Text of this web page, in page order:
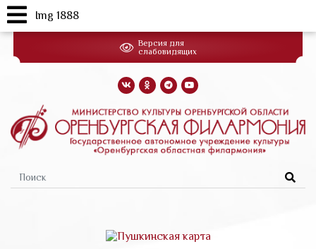
Перейти
основному
Форма
поиска
Версия для
слабовидящих
Img 1888